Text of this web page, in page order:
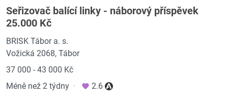
Seřizovač balící linky - náborový příspěvek
25.000 Kč
BRISK Tábor a. s.
Vožická 2068, Tábor
37 000 - 43 000 Kč
Méně než 2 týdny · 2.6